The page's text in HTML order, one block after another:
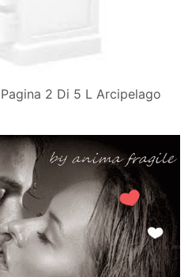
2 Di 5 L Arcipelago